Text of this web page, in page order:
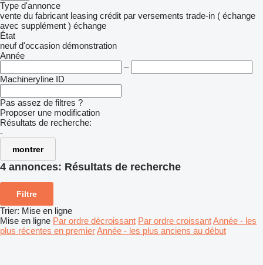
Type d'annonce
vente du fabricant leasing crédit par versements trade-in ( échange
avec supplément ) échange
État
neuf d'occasion démonstration
Année
–
Machineryline ID
Pas assez de filtres ?
Proposer une modification
Résultats de recherche:
-
montrer
4 annonces: Résultats de recherche
Filtre
Trier: Mise en ligne
Mise en ligne Par ordre décroissant Par ordre croissantAnnée - les
plus récentes en premierAnnée - les plus anciens au début